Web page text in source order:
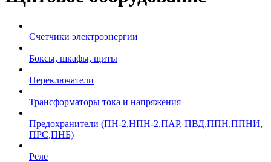
Счетчики электроэнергии
Боксы, шкафы, щиты
Переключатели
Трансформаторы тока и напряжения
Предохранители (ПН-2,НПН-2,ПАР, ПВД,ППН,ППНИ,
ПРС,ПНБ)
Реле